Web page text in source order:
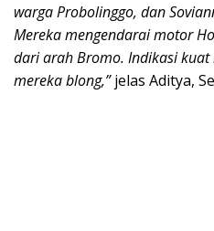
warga Probolinggo, dan
Mereka mengendarai motor
dari arah Bromo. Indikasi
mereka blong,”jelas Aditya,